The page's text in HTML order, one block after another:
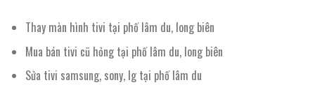
Thay màn hình tivi tại phố lâm du, long biên
Mua bán tivi cũ hỏng tại phố lâm du, long biên
Sửa tivi samsung, sony, lg tại phố lâm du